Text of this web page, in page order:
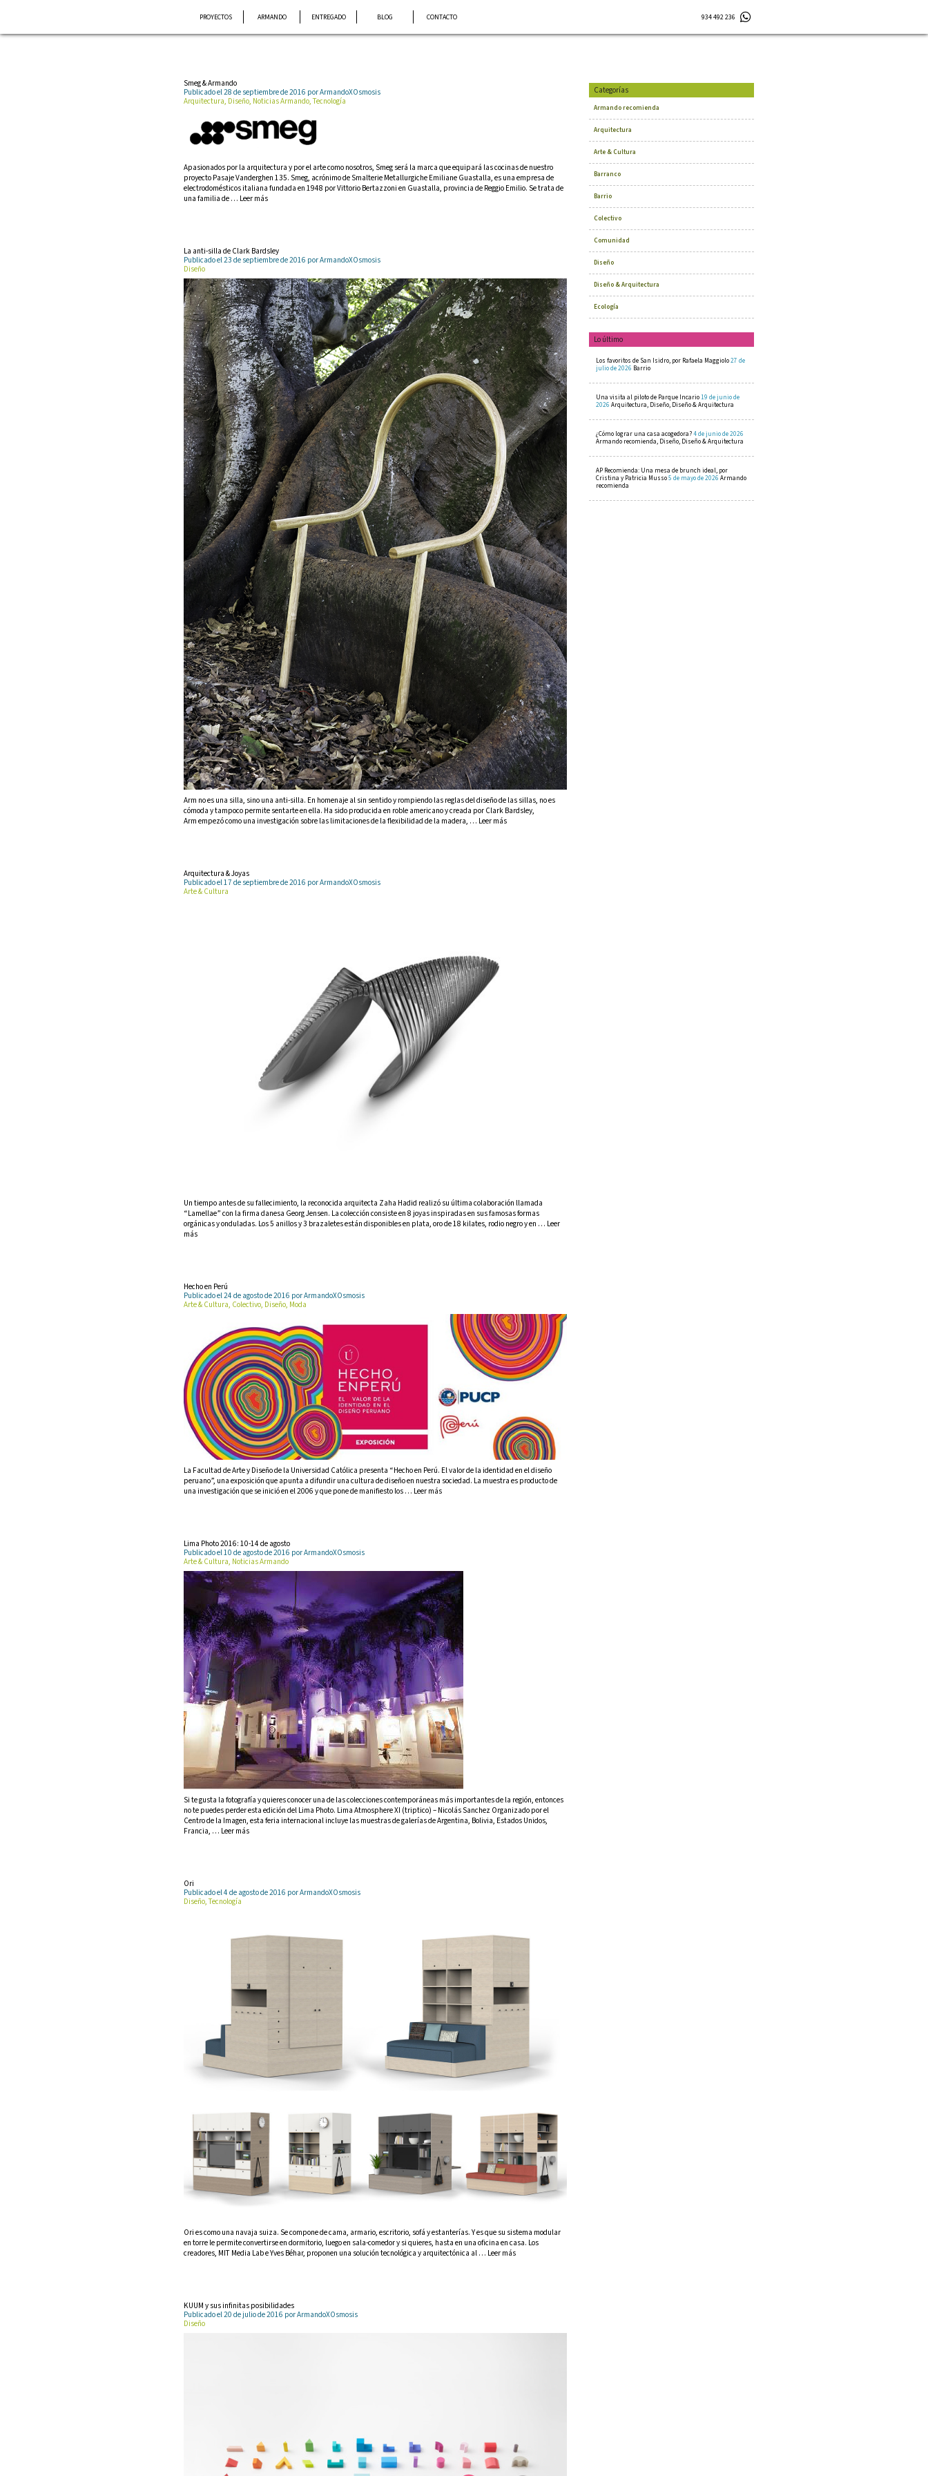
PROYECTOS ARMANDO ENTREGADO BLOG CONTACTO 934 492 236
contenido
Smeg & Armando
Publicado el 28 de septiembre de 2016 por ArmandoXOsmosis
Arquitectura, Diseño, Noticias Armando, Tecnología
Apasionados por la arquitectura y por el arte como nosotros, Smeg será la marca que equipará las cocinas de nuestro
proyecto Pasaje Vanderghen 135. Smeg, acrónimo de Smalterie Metallurgiche Emiliane Guastalla, es una empresa de
electrodomésticos italiana fundada en 1948 por Vittorio Bertazzoni en Guastalla, provincia de Reggio Emilio. Se trata de
una familia de … Leer más
La anti-silla de Clark Bardsley
Publicado el 23 de septiembre de 2016 por ArmandoXOsmosis
Diseño
Arm no es una silla, sino una anti-silla. En homenaje al sin sentido y rompiendo las reglas del diseño de las sillas, no es
cómoda y tampoco permite sentarte en ella. Ha sido producida en roble americano y creada por Clark Bardsley,
Arm empezó como una investigación sobre las limitaciones de la flexibilidad de la madera, … Leer más
Arquitectura & Joyas
Publicado el 17 de septiembre de 2016 por ArmandoXOsmosis
Arte & Cultura
Un tiempo antes de su fallecimiento, la reconocida arquitecta Zaha Hadid realizó su última colaboración llamada
“Lamellae” con la firma danesa Georg Jensen. La colección consiste en 8 joyas inspiradas en sus famosas formas
orgánicas y onduladas. Los 5 anillos y 3 brazaletes están disponibles en plata, oro de 18 kilates, rodio negro y en … Leer
más
Hecho en Perú
Publicado el 24 de agosto de 2016 por ArmandoXOsmosis
Arte & Cultura, Colectivo, Diseño, Moda
La Facultad de Arte y Diseño de la Universidad Católica presenta “Hecho en Perú. El valor de la identidad en el diseño
peruano”, una exposición que apunta a difundir una cultura de diseño en nuestra sociedad. La muestra es producto de
una investigación que se inició en el 2006 y que pone de manifiesto los … Leer más
Lima Photo 2016: 10-14 de agosto
Publicado el 10 de agosto de 2016 por ArmandoXOsmosis
Arte & Cultura, Noticias Armando
Si te gusta la fotografía y quieres conocer una de las colecciones contemporáneas más importantes de la región, entonces
no te puedes perder esta edición del Lima Photo. Lima Atmosphere XI (triptico) – Nicolás Sanchez Organizado por el
Centro de la Imagen, esta feria internacional incluye las muestras de galerías de Argentina, Bolivia, Estados Unidos,
Francia, … Leer más
Ori
Publicado el 4 de agosto de 2016 por ArmandoXOsmosis
Diseño, Tecnología
Ori es como una navaja suiza. Se compone de cama, armario, escritorio, sofá y estanterías. Y es que su sistema modular
en torre le permite convertirse en dormitorio, luego en sala-comedor y si quieres, hasta en una oficina en casa. Los
creadores, MIT Media Lab e Yves Béhar, proponen una solución tecnológica y arquitectónica al … Leer más
KUUM y sus infinitas posibilidades
Publicado el 20 de julio de 2016 por ArmandoXOsmosis
Diseño
Categorías
Armando recomienda
Arquitectura
Arte & Cultura
Barranco
Barrio
Colectivo
Comunidad
Diseño
Diseño & Arquitectura
Ecología
Lo último
Los favoritos de San Isidro, por Rafaela Maggiolo27 de
julio de 2026 Barrio
Una visita al piloto de Parque Incario19 de junio de
2026 Arquitectura, Diseño, Diseño & Arquitectura
¿Cómo lograr una casa acogedora?4 de junio de 2026
Armando recomienda, Diseño, Diseño & Arquitectura
AP Recomienda: Una mesa de brunch ideal, por
Cristina y Patricia Musso5 de mayo de 2026 Armando
recomienda